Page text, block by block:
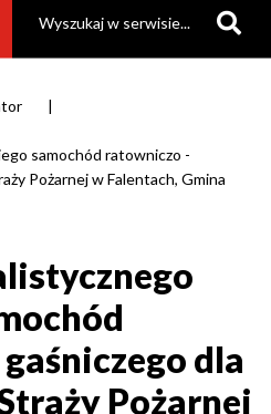
samochód ratowniczo -
Pożarnej w Falentach, Gmina
dla
Pożarnej